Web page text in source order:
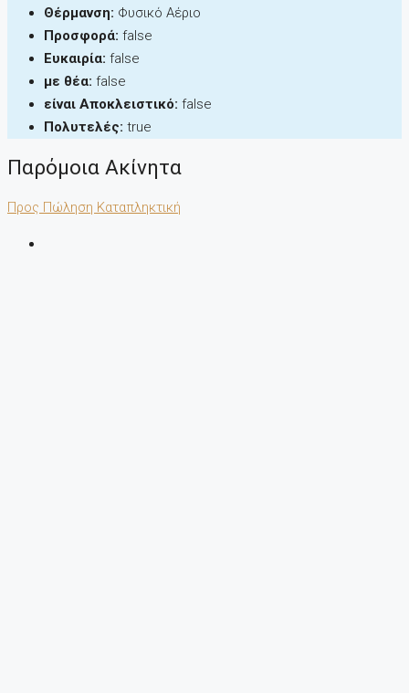
Θέρμανση: Φυσικό Αέριο
Προσφορά: false
Ευκαιρία: false
με θέα: false
είναι Αποκλειστικό: false
Πολυτελές: true
Παρόμοια Ακίνητα
Προς Πώληση Καταπληκτική